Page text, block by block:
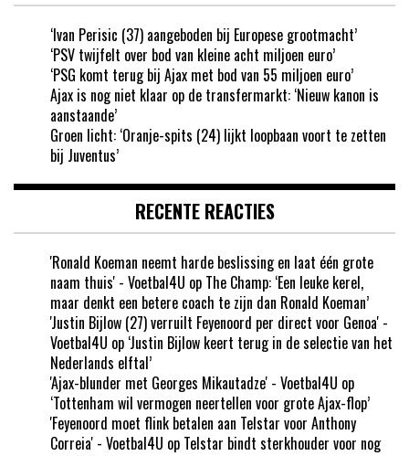
‘Ivan Perisic (37) aangeboden bij Europese grootmacht’
‘PSV twijfelt over bod van kleine acht miljoen euro’
‘PSG komt terug bij Ajax met bod van 55 miljoen euro’
Ajax is nog niet klaar op de transfermarkt: ‘Nieuw kanon is
aanstaande’
Groen licht: ‘Oranje-spits (24) lijkt loopbaan voort te zetten
bij Juventus’
RECENTE REACTIES
'Ronald Koeman neemt harde beslissing en laat één grote
naam thuis' - Voetbal4U op The Champ: ‘Een leuke kerel,
maar denkt een betere coach te zijn dan Ronald Koeman’
'Justin Bijlow (27) verruilt Feyenoord per direct voor Genoa' -
Voetbal4U op ‘Justin Bijlow keert terug in de selectie van het
Nederlands elftal’
'Ajax-blunder met Georges Mikautadze' - Voetbal4U op
‘Tottenham wil vermogen neertellen voor grote Ajax-flop’
'Feyenoord moet flink betalen aan Telstar voor Anthony
Correia' - Voetbal4U op Telstar bindt sterkhouder voor nog